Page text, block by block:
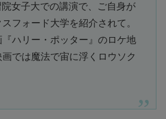
院女子大での講演で、ご自身が
フォード大学を紹介されて。
ハリー・ポッター』のロケ地
では魔法で宙に浮くロウソク